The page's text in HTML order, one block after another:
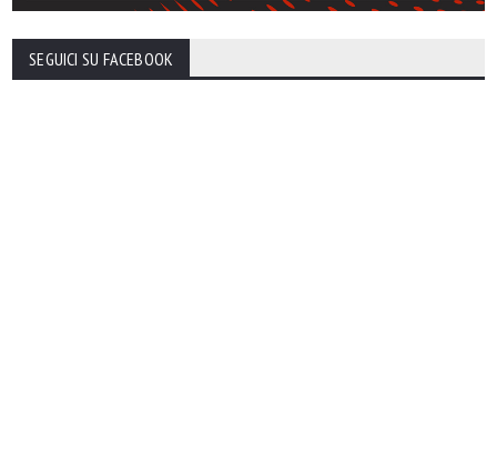
SEGUICI SU FACEBOOK